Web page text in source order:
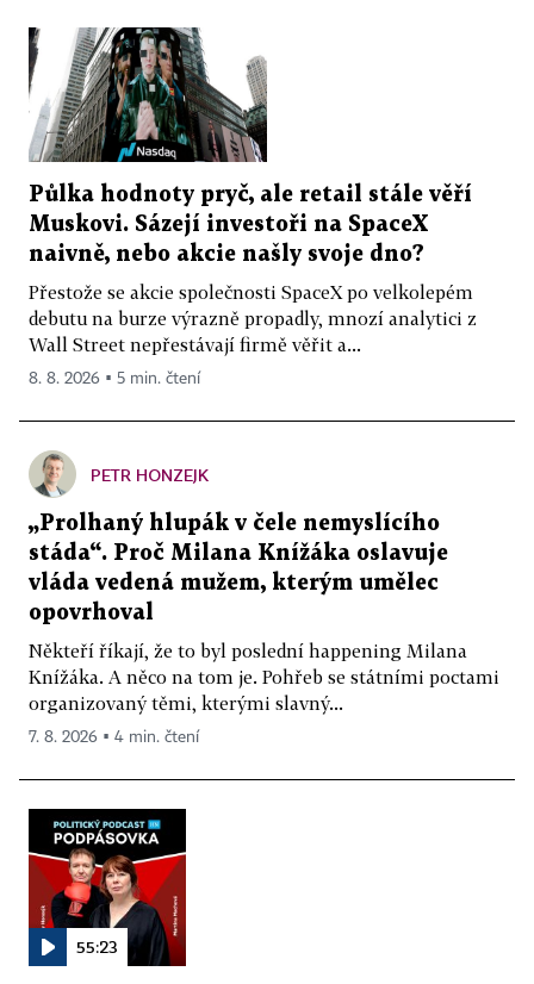
Půlka hodnoty pryč, ale retail stále věří
Muskovi. Sázejí investoři na SpaceX
naivně, nebo akcie našly svoje dno?
Přestože se akcie společnosti SpaceX po velkolepém
debutu na burze výrazně propadly, mnozí analytici z
Wall Street nepřestávají firmě věřit a...
8. 8. 2026 ▪ 5 min. čtení
PETR HONZEJK
„Prolhaný hlupák v čele nemyslícího
stáda“. Proč Milana Knížáka oslavuje
vláda vedená mužem, kterým umělec
opovrhoval
Někteří říkají, že to byl poslední happening Milana
Knížáka. A něco na tom je. Pohřeb se státními poctami
organizovaný těmi, kterými slavný...
7. 8. 2026 ▪ 4 min. čtení
55:23